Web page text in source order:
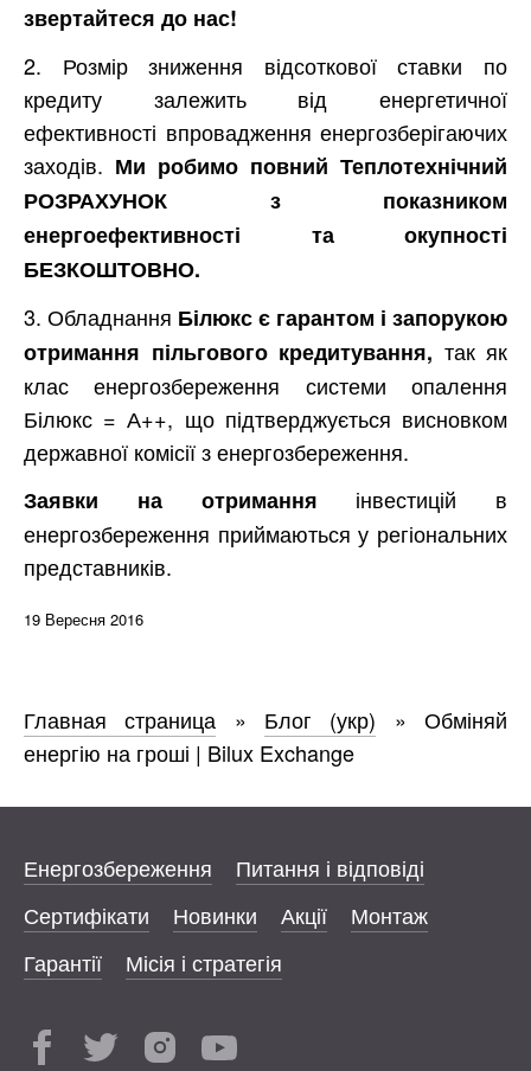
звертайтеся до нас!
2. Розмір зниження відсоткової ставки по
кредиту залежить від енергетичної
ефективності впровадження енергозберігаючих
заходів. Ми робимо повний Теплотехнічний
РОЗРАХУНОК з показником
енергоефективності та окупності
БЕЗКОШТОВНО.
3. Обладнання Білюкс є гарантом і запорукою
отримання пільгового кредитування, так як
клас енергозбереження системи опалення
Білюкс = А++, що підтверджується висновком
державної комісії з енергозбереження.
Заявки на отримання інвестицій в
енергозбереження приймаються у регіональних
представників.
19 Вересня 2016
Главная страница » Блог (укр) »Обміняй
енергію на гроші | Bilux Exchange
Енергозбереження
Питання і відповіді
Сертифікати
Новинки Акції
Монтаж
Гарантії
Місія і стратегія